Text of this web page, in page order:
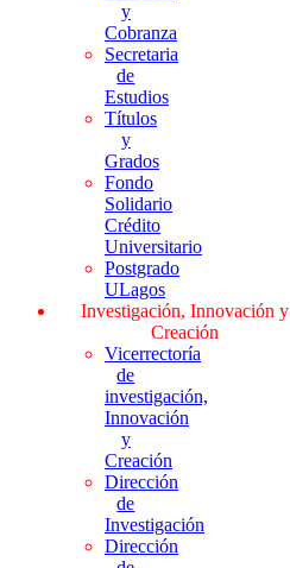
y
Cobranza
Secretaria
de
Estudios
Títulos
y
Grados
Fondo
Solidario
Crédito
Universitario
Postgrado
ULagos
Investigación, Innovación y
Creación
Vicerrectoría
de
investigación,
Innovación
y
Creación
Dirección
de
Investigación
Dirección